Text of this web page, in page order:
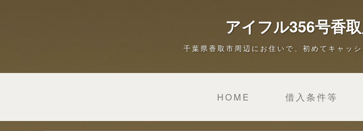
アイフル356号香
千葉県香取市周辺にお住いで、初めてキャッ
HOME 借入条件等